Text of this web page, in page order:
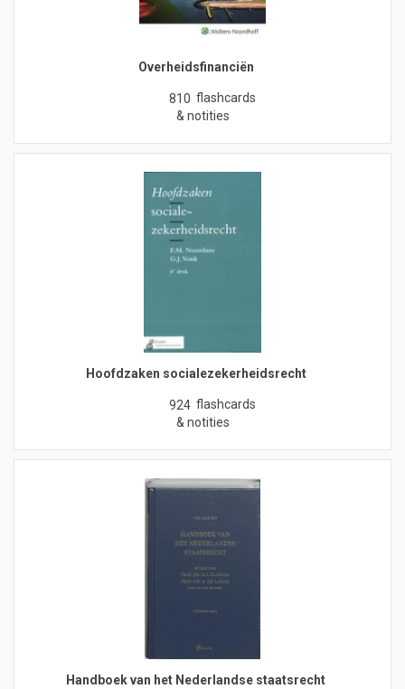
Overheidsfinanciën
810 flashcards
& notities
Hoofdzaken socialezekerheidsrecht
924 flashcards
& notities
Handboek van het Nederlandse staatsrecht